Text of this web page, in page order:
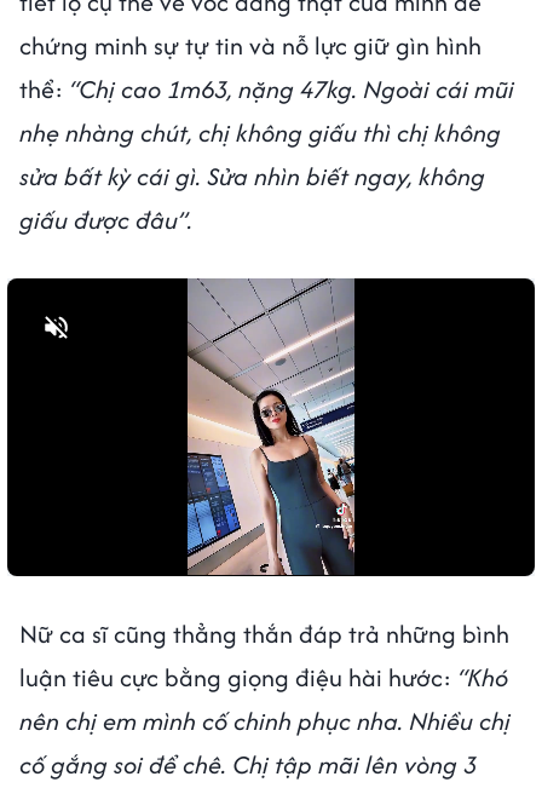
chứng minh sự tự tin và nỗ lực giữ gìn hình
thể: “Chị cao 1m63, nặng 47kg. Ngoài cái mũi
nhẹ nhàng chút, chị không giấu thì chị không
sửa bất kỳ cái gì. Sửa nhìn biết ngay, không
giấu được đâu”.
Nữ ca sĩ cũng thẳng thắn đáp trả những bình
luận tiêu cực bằng giọng điệu hài hước: “Khó
nên chị em mình cố chinh phục nha. Nhiều chị
cố gắng soi để chê. Chị tập mãi lên vòng 3